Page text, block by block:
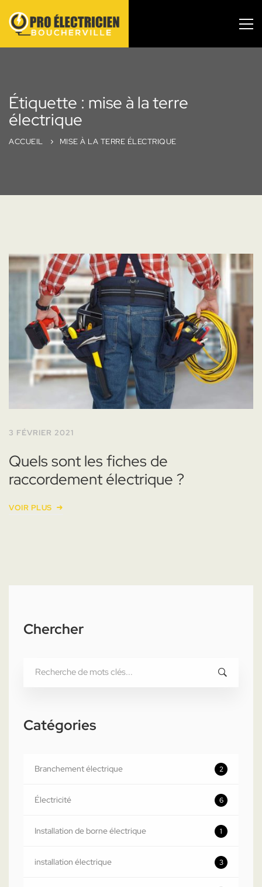
Étiquette : mise à la terre
électrique
ACCUEIL MISE À LA TERRE ÉLECTRIQUE
3 FÉVRIER 2021
Quels sont les fiches de
raccordement électrique ?
VOIR PLUS
Chercher
pour
Catégories
Branchement électrique 2
Électricité 6
Installation de borne électrique 1
installation électrique 3